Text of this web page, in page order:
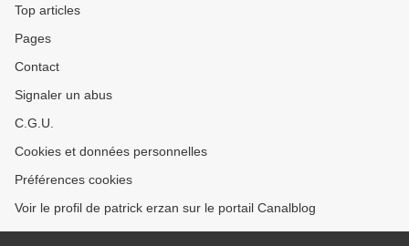
Top articles
Pages
Contact
Signaler un abus
C.G.U.
Cookies et données personnelles
Préférences cookies
Voir le profil de patrick erzan sur le portail Canalblog